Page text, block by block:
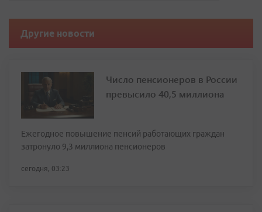
Другие новости
Число пенсионеров в России
превысило 40,5 миллиона
Ежегодное повышение пенсий работающих граждан
затронуло 9,3 миллиона пенсионеров
сегодня, 03:23